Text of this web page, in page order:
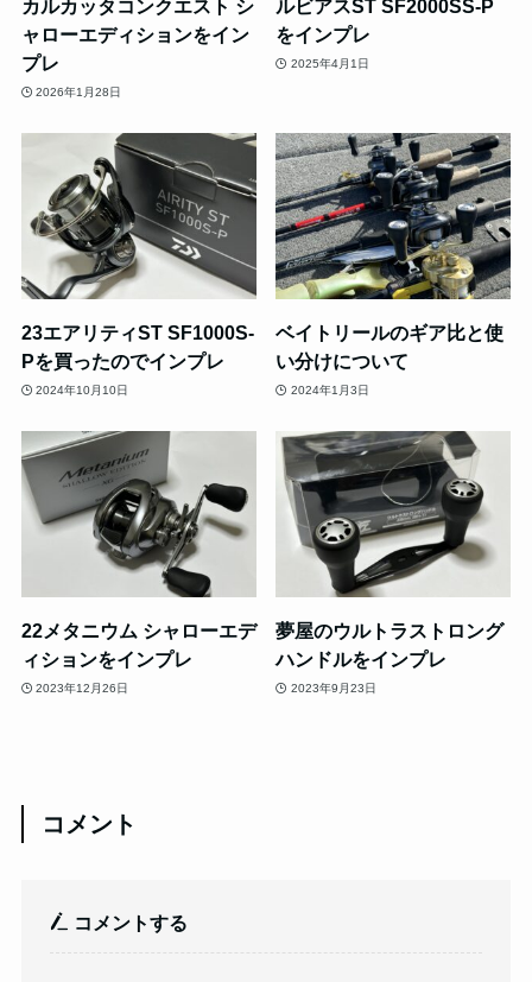
カルカッタコンクエスト シ
ャローエディションをイン
プレ
2026年1月28日
ルビアスST SF2000SS-P
をインプレ
2025年4月1日
23エアリティST SF1000S-
Pを買ったのでインプレ
2024年10月10日
ベイトリールのギア比と使
い分けについて
2024年1月3日
22メタニウム シャローエデ
ィションをインプレ
2023年12月26日
夢屋のウルトラストロング
ハンドルをインプレ
2023年9月23日
コメント
コメントする